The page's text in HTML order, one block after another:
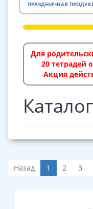
ПРАЗДНИЧНАЯ
Для
20 тетрадей
Акция
Каталог
Назад 1 2 3